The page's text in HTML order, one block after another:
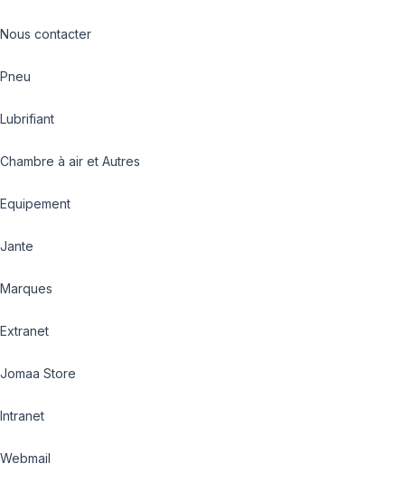
Nous contacter
Pneu
Lubrifiant
Chambre à air et Autres
Equipement
Jante
Marques
Extranet
Jomaa Store
Intranet
Webmail